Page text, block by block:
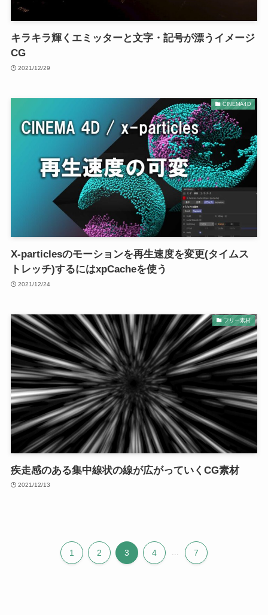
キラキラ輝くエミッターと文字・記号が漂うイメージ
CG
2021/12/29
CINEMA4D
X-particlesのモーションを再生速度を変更(タイムス
トレッチ)するにはxpCacheを使う
2021/12/24
フリー素材
疾走感のある集中線状の線が広がっていくCG素材
2021/12/13
1 2 3 4 7